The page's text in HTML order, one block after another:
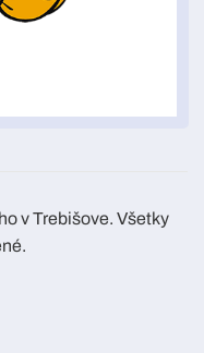
v Trebišove. Všetky